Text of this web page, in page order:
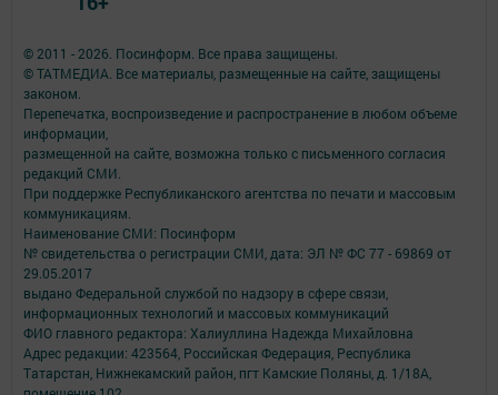
© 2011 - 2026. Посинформ. Все права защищены.
© ТАТМЕДИА. Все материалы, размещенные на сайте, защищены
законом.
Перепечатка, воспроизведение и распространение в любом объеме
информации,
размещенной на сайте, возможна только с письменного согласия
редакций СМИ.
При поддержке Республиканского агентства по печати и массовым
коммуникациям.
Наименование СМИ: Посинформ
№ свидетельства о регистрации СМИ, дата: ЭЛ № ФС 77 - 69869 от
29.05.2017
выдано Федеральной службой по надзору в сфере связи,
информационных технологий и массовых коммуникаций
ФИО главного редактора: Халиуллина Надежда Михайловна
Адрес редакции: 423564, Российская Федерация, Республика
Татарстан, Нижнекамский район, пгт Камские Поляны, д. 1/18А,